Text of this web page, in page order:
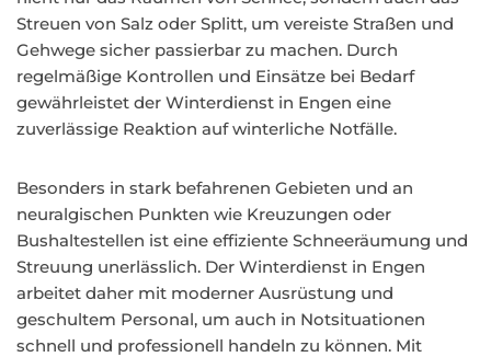
Streuen von Salz oder Splitt, um vereiste Straßen und
Gehwege sicher passierbar zu machen. Durch
regelmäßige Kontrollen und Einsätze bei Bedarf
gewährleistet der Winterdienst in Engen eine
zuverlässige Reaktion auf winterliche Notfälle.
Besonders in stark befahrenen Gebieten und an
neuralgischen Punkten wie Kreuzungen oder
Bushaltestellen ist eine effiziente Schneeräumung und
Streuung unerlässlich. Der Winterdienst in Engen
arbeitet daher mit moderner Ausrüstung und
geschultem Personal, um auch in Notsituationen
schnell und professionell handeln zu können. Mit